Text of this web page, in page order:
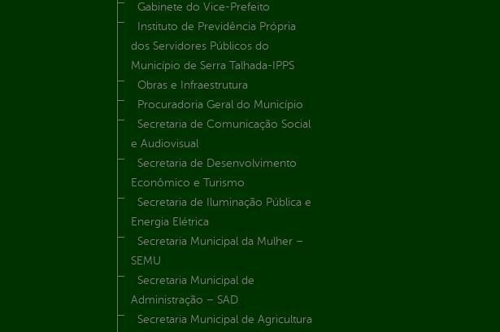
Gabinete do Vice-Prefeito
Instituto de Previdência Própria
dos Servidores Públicos do
Município de Serra Talhada-IPPS
Obras e Infraestrutura
Procuradoria Geral do Município
Secretaria de Comunicação Social
e Audiovisual
Secretaria de Desenvolvimento
Econômico e Turismo
Secretaria de Iluminação Pública e
Energia Elétrica
Secretaria Municipal da Mulher –
SEMU
Secretaria Municipal de
Administração – SAD
Secretaria Municipal de Agricultura